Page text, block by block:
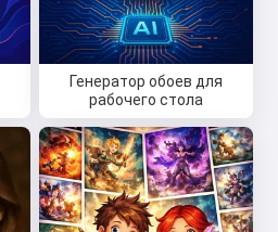
Генератор обоев для
рабочего стола